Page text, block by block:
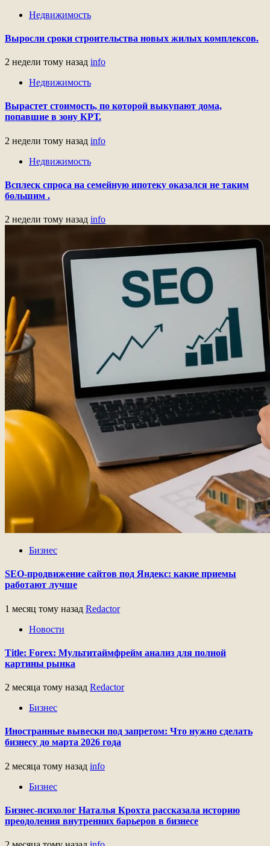
Недвижимость
Выросли сроки строительства новых жилых комплексов.
2 недели тому назад info
Недвижимость
Вырастет стоимость, по которой выкупают дома,
попавшие в зону КРТ.
2 недели тому назад info
Недвижимость
Всплеск спроса на семейную ипотеку оказался не таким
большим .
2 недели тому назад info
Бизнес
SEO-продвижение сайтов под Яндекс: какие приемы
работают лучше
1 месяц тому назад Redactor
Новости
Title: Forex: Мультитаймфрейм анализ для полной
картины рынка
2 месяца тому назад Redactor
Бизнес
Иностранные вывески под запретом: Что нужно сделать
бизнесу до марта 2026 года
2 месяца тому назад info
Бизнес
Бизнес-психолог Наталья Крохта рассказала историю
преодоления внутренних барьеров в бизнесе